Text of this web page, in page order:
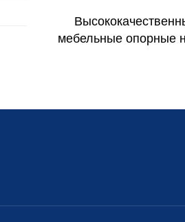
мебельные опорные